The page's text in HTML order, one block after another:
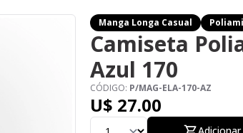
Manga Longa Casual
Camiseta
Azul 170
CÓDIGO: P/MAG-ELA-170-AZ
U$ 27.00